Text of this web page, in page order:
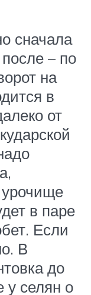
сначала
– по
на
в
от
в паре
Если
В
до
у селян о